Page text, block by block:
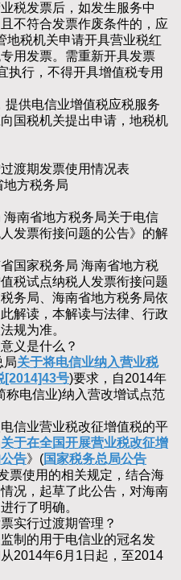
税发票后，如发生服务中
不符合发票作废条件的，应
地税机关申请开具营业税红
用发票。需重新开具发票
执行，不得开具增值税专用
供电信业增值税应税服务
国税机关提出申请，地税机
渡期发票使用情况表
方税务局
南省地方税务局关于电信
发票衔接问题的公告》的解
家税务局 海南省地方税
税试点纳税人发票衔接问题
务局、海南省地方税务局依
解读，本解读与法律、行政
规为准。
义是什么？
关于将电信业纳入营业税
[2014]43号)要求，自2014年
称电信业)纳入营改增试点范
业营业税改征增值税的平
关于在全国开展营业税改征增
告》(国家税务总局公告
票使用的相关规定，结合海
况，起草了此公告，对海南
行了明确。
行过渡期管理？
的用于电信业的冠名发
2014年6月1日起，至2014